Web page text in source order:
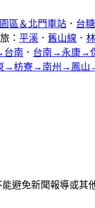
區＆北門車站 ． 台
： 平溪 ． 舊山線 ．
台南 ． 台南→永康→
→枋寮→南州→鳳山
避免新聞報導或